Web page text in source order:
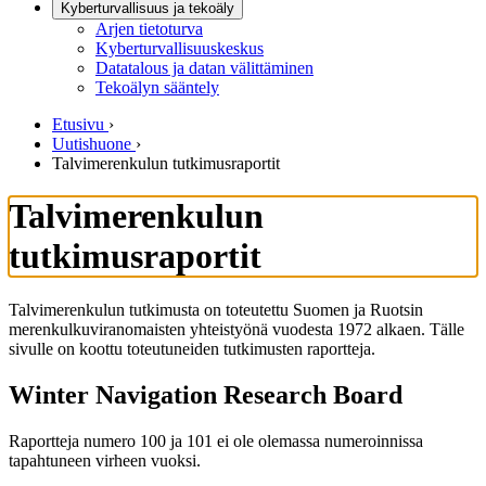
Kyberturvallisuus ja tekoäly
Arjen tietoturva
Kyberturvallisuuskeskus
Datatalous ja datan välittäminen
Tekoälyn sääntely
Etusivu ›
Uutishuone ›
Talvimerenkulun tutkimusraportit
Talvimerenkulun
tutkimusraportit
Talvimerenkulun tutkimusta on toteutettu Suomen ja Ruotsin
merenkulkuviranomaisten yhteistyönä vuodesta 1972 alkaen. Tälle
sivulle on koottu toteutuneiden tutkimusten raportteja.
Winter Navigation Research Board
Raportteja numero 100 ja 101 ei ole olemassa numeroinnissa
tapahtuneen virheen vuoksi.